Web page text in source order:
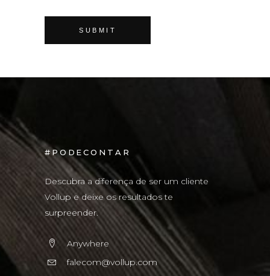
#PODECONTAR
Descubra a diferença de ser um cliente
Vollup e deixe os resultados te
surpreender.
Anywhere
falecom@vollup.com